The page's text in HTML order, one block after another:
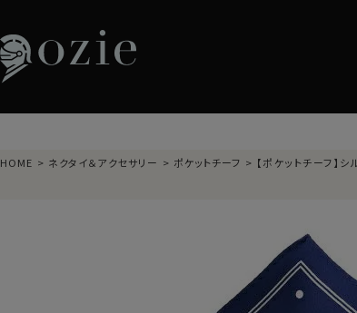
HOME ネクタイ＆アクセサリー ポケットチーフ 【ポケットチーフ】